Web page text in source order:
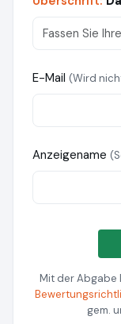
E-Mail (Wird
Anzeigename
Mit der Abgabe
gem.